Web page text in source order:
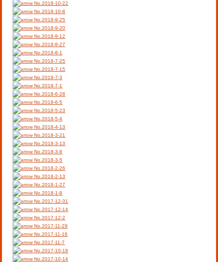
No.2018-10-22
No.2018-10-8
No.2018-9-25
No.2018-9-20
No.2018-9-12
No.2018-8-27
No.2018-8-1
No.2018-7-25
No.2018-7-15
No.2018-7-3
No.2018-7-1
No.2018-6-28
No.2018-6-5
No.2018-5-23
No.2018-5-4
No.2018-4-13
No.2018-3-21
No.2018-3-13
No.2018-3-8
No.2018-3-5
No.2018-2-26
No.2018-2-13
No.2018-1-27
No.2018-1-8
No.2017-12-31
No.2017-12-14
No.2017-12-2
No.2017-11-29
No.2017-11-16
No.2017-11-7
No.2017-10-18
No.2017-10-14